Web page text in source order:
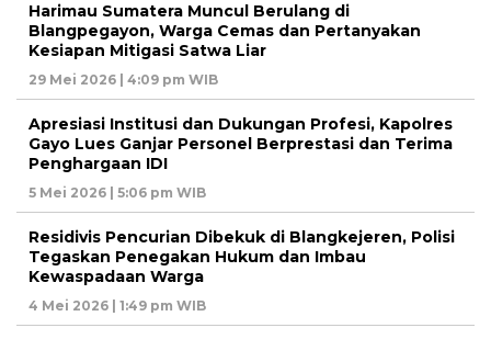
Harimau Sumatera Muncul Berulang di
Blangpegayon, Warga Cemas dan Pertanyakan
Kesiapan Mitigasi Satwa Liar
29 Mei 2026 | 4:09 pm WIB
Apresiasi Institusi dan Dukungan Profesi, Kapolres
Gayo Lues Ganjar Personel Berprestasi dan Terima
Penghargaan IDI
5 Mei 2026 | 5:06 pm WIB
Residivis Pencurian Dibekuk di Blangkejeren, Polisi
Tegaskan Penegakan Hukum dan Imbau
Kewaspadaan Warga
4 Mei 2026 | 1:49 pm WIB